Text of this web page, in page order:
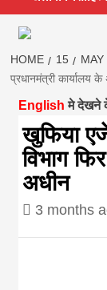
HOME 15 MAY
प्रधानमंत्री कार्यालय
English मे देखने
खुफिया
विभाग
अधीन
3 months